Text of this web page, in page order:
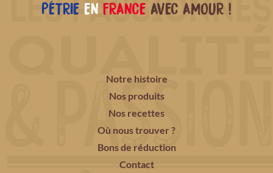
PÉTRIE EN FRANCE AVEC AMOUR !
Notre histoire
Nos produits
Nos recettes
Où nous trouver ?
Bons de réduction
Contact